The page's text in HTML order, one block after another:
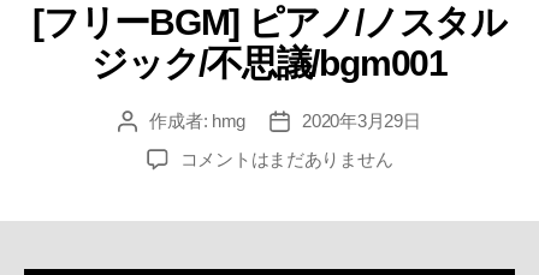
ゴ
リ
ー
[フリーBGM] ピアノ/ノスタル
ジック/不思議/bgm001
投
作成者: hmg
投
稿
日
2020年3月29日
[フ
コメントはまだありません